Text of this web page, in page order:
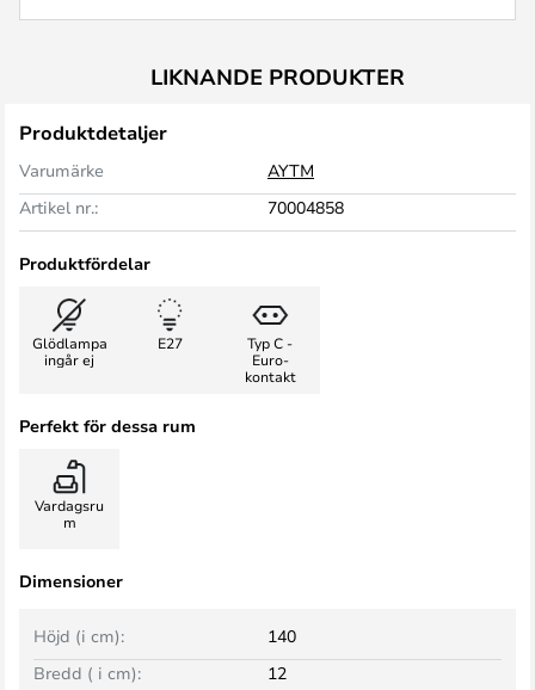
LIKNANDE PRODUKTER
Produktdetaljer
Varumärke
AYTM
Artikel nr.:
70004858
Produktfördelar
Glödlampa
ingår ej
E27
Typ C -
Euro-
kontakt
Perfekt för dessa rum
Vardagsru
m
Dimensioner
Bredd ( i cm): 12
Höjd (i cm): 140